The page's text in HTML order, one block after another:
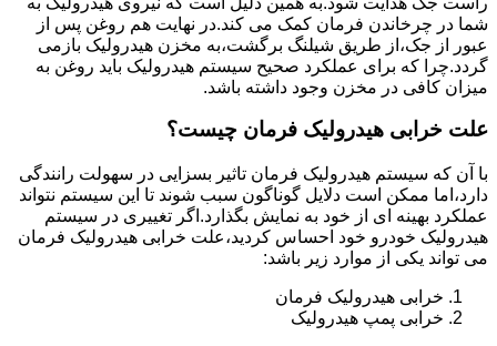
شما در چرخاندن فرمان کمک می کند.در نهایت هم روغن پس از
عبور از جک،از طریق شیلنگ برگشت،به مخزن هیدرولیک بازمی
گردد.چرا که برای عملکرد صحیح سیستم هیدرولیک باید روغن به
میزان کافی در مخزن وجود داشته باشد.
علت خرابی هیدرولیک فرمان چیست؟
با آن که سیستم هیدرولیک فرمان تاثیر بسزایی در سهولت رانندگی
دارد،اما ممکن است دلایل گوناگون سبب شوند تا این سیستم نتواند
عملکرد بهینه ای از خود به نمایش بگذارد.اگر تغییری در سیستم
هیدرولیک خودرو خود احساس کردید،علت خرابی هیدرولیک فرمان
می تواند یکی از موارد زیر باشد:
خرابی هیدرولیک فرمان
خرابی پمپ هیدرولیک